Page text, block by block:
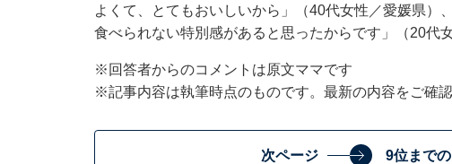
よくて、とてもおいしいから」（40代女性／愛媛県）
食べられない特別感があると思ったからです」（20代
※回答者からのコメントは原文ママです
※記事内容は執筆時点のものです。最新の内容をご確
次ページ 9位まで